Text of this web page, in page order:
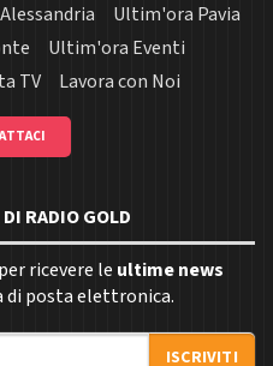
Ultim'ora Pavia
Ultim'ora Eventi
TV Lavora con Noi
RADIO GOLD
ricevere le ultime news
posta elettronica.
ISCRIVITI